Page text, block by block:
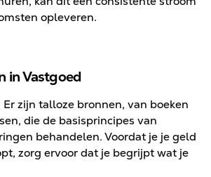
opleveren.
in Vastgoed
Er zijn talloze bronnen, van boeken
die de basisprincipes van
behandelen. Voordat je je geld
zorg ervoor dat je begrijpt wat je